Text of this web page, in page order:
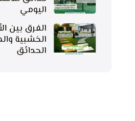
اليومي
الفرق بين
الخشبية
الحدائق